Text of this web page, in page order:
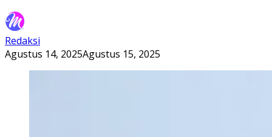
Redaksi
Agustus 14, 2025Agustus 15, 2025